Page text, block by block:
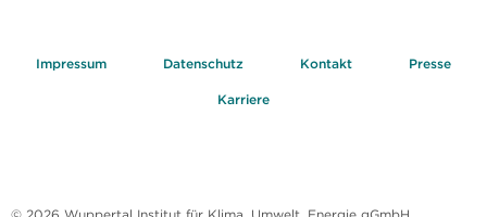
Impressum Datenschutz Kontakt Presse
Karriere